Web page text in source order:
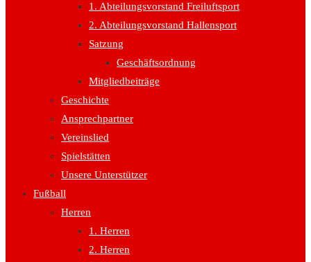
1. Abteilungsvorstand Freiluftsport
2. Abteilungsvorstand Hallensport
Satzung
Geschäftsordnung
Mitgliedbeiträge
Geschichte
Ansprechpartner
Vereinslied
Spielstätten
Unsere Unterstützer
Fußball
Herren
1. Herren
2. Herren